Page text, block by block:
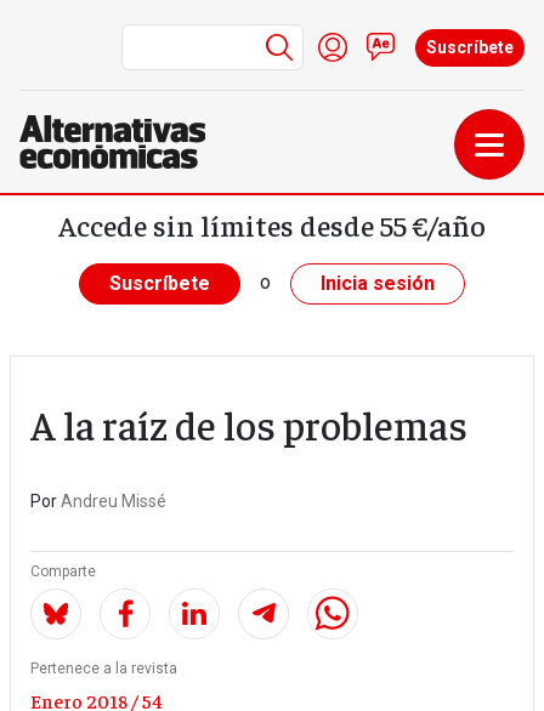
Pasar al contenido principal
Menú de cuenta de
Iniciar sesión
Contacto
Suscríbete
Accede sin límites desde 55 €/año
Suscríbete o Inicia sesión
A la raíz de los problemas
PorAndreu Missé
Comparte
Pertenece a la revista
Enero 2018 / 54